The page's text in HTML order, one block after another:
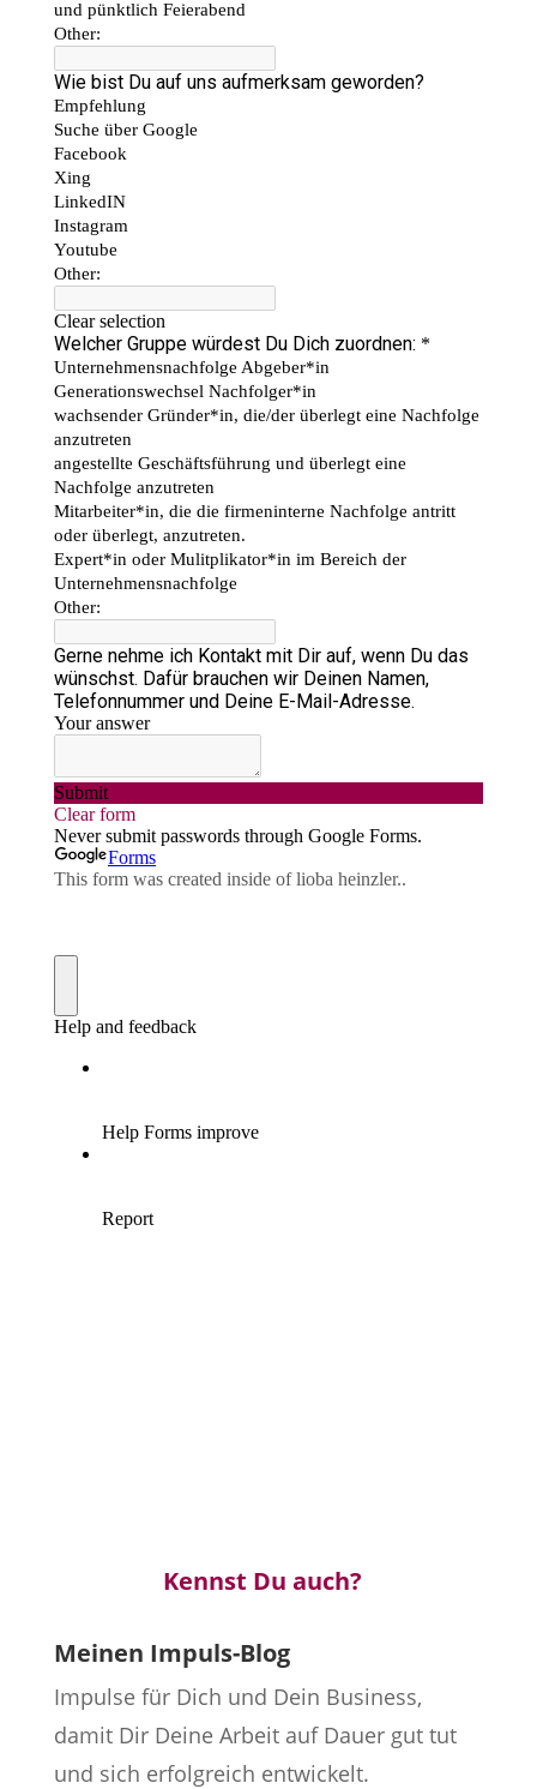
Kennst Du auch?
Meinen Impuls-Blog
Impulse für Dich und Dein Business,
damit Dir Deine Arbeit auf Dauer gut tut
und sich erfolgreich entwickelt.